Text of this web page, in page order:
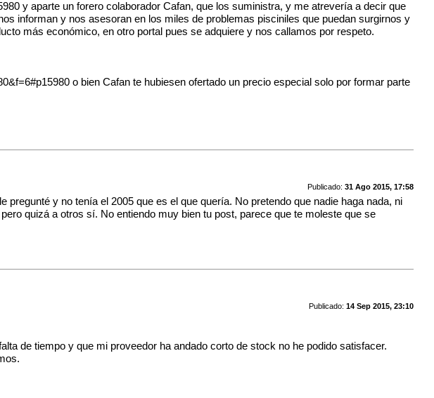
y aparte un forero colaborador Cafan, que los suministra, y me atrevería a decir que
informan y nos asesoran en los miles de problemas pisciniles que puedan surgirnos y
más económico, en otro portal pues se adquiere y nos callamos por respeto.
o bien Cafan te hubiesen ofertado un precio especial solo por formar parte
Publicado: 31 Ago 2015, 17:58
y no tenía el 2005 que es el que quería. No pretendo que nadie haga nada, ni
quizá a otros sí. No entiendo muy bien tu post, parece que te moleste que se
Publicado: 14 Sep 2015, 23:10
de tiempo y que mi proveedor ha andado corto de stock no he podido satisfacer.